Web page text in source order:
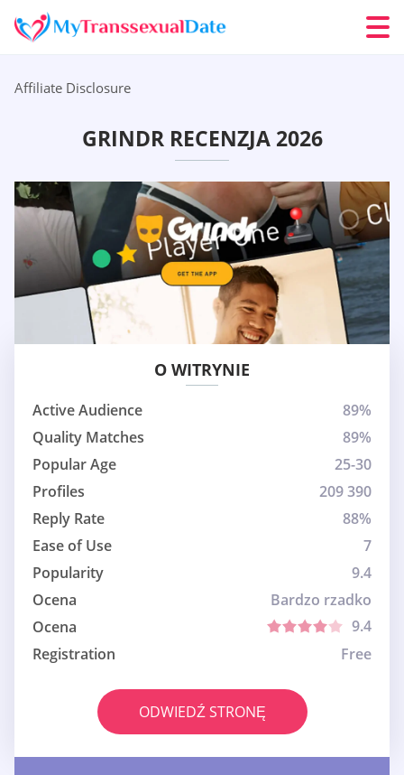
Affiliate Disclosure
GRINDR RECENZJA 2026
O WITRYNIE
Active Audience
89%
Quality Matches
89%
Popular Age
25-30
Profiles
209 390
Reply Rate
88%
Ease of Use
7
Popularity
9.4
Ocena
Bardzo rzadko
Ocena
9.4
Registration
Free
ODWIEDŹ STRONĘ